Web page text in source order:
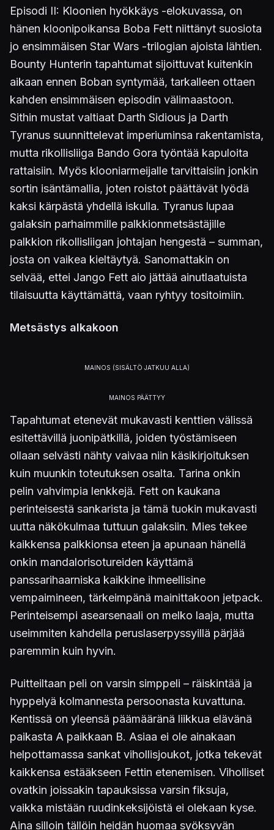
Episodi II: Kloonien hyökkäys -elokuvassa, on
hänen kloonipoikansa Boba Fett niittänyt suosiota
jo ensimmäisen Star Wars -trilogian ajoista lähtien.
Bounty Hunterin tapahtumat sijoittuvat kuitenkin
aikaan ennen Boban syntymää, tarkalleen ottaen
kahden ensimmäisen episodin välimaastoon.
Sithin mustat valtiaat Darth Sidious ja Darth
Tyranus suunnittelevat imperiuminsa rakentamista,
mutta rikollisliiga Bando Gora työntää kapuloita
rattaisiin. Myös klooniarmeijalle tarvittaisiin jonkin
sortin isäntämallia, joten roistot päättävät lyödä
kaksi kärpästä yhdellä iskulla. Tyranus lupaa
galaksin parhaimmille palkkionmetsästäjille
palkkion rikollisliigan johtajan hengestä – summan,
josta on vaikea kieltäytyä. Sanomattakin on
selvää, ettei Jango Fett aio jättää ainutlaatuista
tilaisuutta käyttämättä, vaan ryhtyy tositoimiin.
Metsästys alkakoon
Tapahtumat etenevät mukavasti kenttien välissä
esitettävillä juonipätkillä, joiden työstämiseen
ollaan selvästi nähty vaivaa niin käsikirjoituksen
kuin muunkin toteutuksen osalta. Tarina onkin
pelin vahvimpia lenkkejä. Fett on kaukana
perinteisestä sankarista ja tämä tuokin mukavasti
uutta näkökulmaa tuttuun galaksiin. Mies tekee
kaikkensa palkkionsa eteen ja apunaan hänellä
onkin mandalorisotureiden käyttämä
panssarihaarniska kaikkine ihmeellisine
vempaimineen, tärkeimpänä mainittakoon jetpack.
Perinteisempi asearsenaali on melko laaja, mutta
useimmiten kahdella peruslaserpyssyillä pärjää
paremmin kuin hyvin.
Puitteiltaan peli on varsin simppeli – räiskintää ja
hyppelyä kolmannesta persoonasta kuvattuna.
Kentissä on yleensä päämääränä liikkua elävänä
paikasta A paikkaan B. Asiaa ei ole ainakaan
helpottamassa sankat vihollisjoukot, jotka tekevät
kaikkensa estääkseen Fettin etenemisen. Viholliset
ovatkin joissakin tapauksissa varsin fiksuja,
vaikka mistään ruudinkeksijöistä ei olekaan kyse.
Aina silloin tällöin heidän huomaa syöksyvän